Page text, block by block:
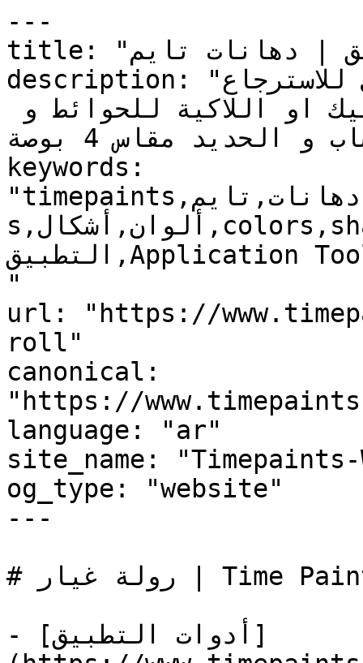
---
title: "رولة غيار | أدوات التطبيق | دهانات تايم"
description: "رولة غيار : المنتج غير قابل للاسترجاع‎
الاخشاب و الحديد مقاس 4 بوصة ."
keywords:
"timepaints,دهانات,تايم,time,paints,منتجات,product
s,ألوان,أشكال,colors,shapes,أدوات
التطبيق,Application Tools,رولة غيار, Mini Roll, ,
"
url: "https://
roll"
canonical:
"https://
language: "ar"
site_name:
og_type: "website"
---
# رولة غيار | Time Paints
- [أدوات التطبيق]